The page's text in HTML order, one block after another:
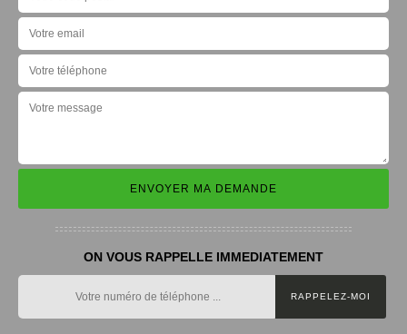
ON VOUS RAPPELLE IMMEDIATEMENT